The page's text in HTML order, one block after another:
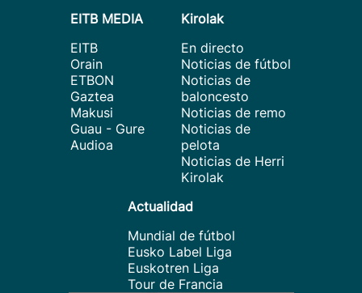
EITB MEDIA
EITB
Orain
ETBON
Gaztea
Makusi
Guau - Gure
Audioa
Kirolak
En directo
Noticias de fútbol
Noticias de
baloncesto
Noticias de remo
Noticias de
pelota
Noticias de Herri
Kirolak
Actualidad
Mundial de fútbol
Eusko Label Liga
Euskotren Liga
Tour de Francia